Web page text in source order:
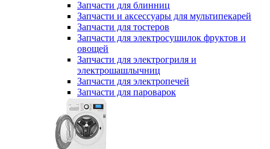
Запчасти для блинниц
Запчасти и аксессуары для мультипекарей
Запчасти для тостеров
Запчасти для электросушилок фруктов и
овощей
Запчасти для электрогриля и
электрошашлычниц
Запчасти для электропечей
Запчасти для пароварок